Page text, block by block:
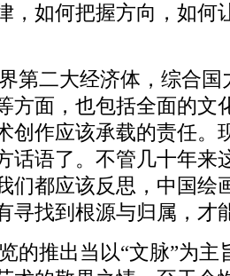
，如何把握方向，如何
第二大经济体，综合
方面，也包括全面的文
创作应该承载的责任。
话语了。不管几十年来
们都应该反思，中国绘
寻找到根源与归属，才
的推出当以“文脉”为